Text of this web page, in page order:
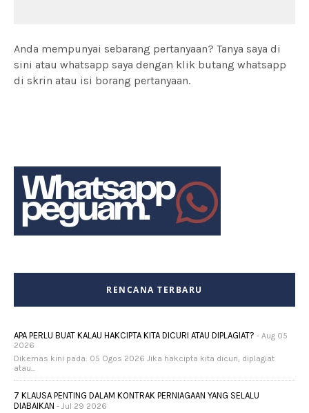
Anda mempunyai sebarang pertanyaan? Tanya saya di
sini atau whatsapp saya dengan klik butang whatsapp
di skrin atau isi borang pertanyaan.
RENCANA TERBARU
APA PERLU BUAT KALAU HAKCIPTA KITA DICURI ATAU DIPLAGIAT? - Aug 05
2026
Dikemas kini pada: 05 Ogos 2026 Jika hakcipta kita dicuri, diplagiat
atau...
7 KLAUSA PENTING DALAM KONTRAK PERNIAGAAN YANG SELALU
DIABAIKAN - Jul 29 2026